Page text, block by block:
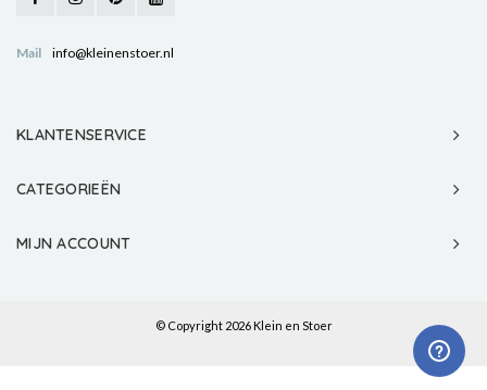
Mail info@kleinenstoer.nl
KLANTENSERVICE
CATEGORIEËN
MIJN ACCOUNT
© Copyright 2026 Klein en Stoer